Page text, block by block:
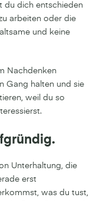
du dich entschieden
arbeiten oder die
und keine
Nachdenken
Gang halten und sie
weil du so
Unterhaltung, die
erst
was du tust,